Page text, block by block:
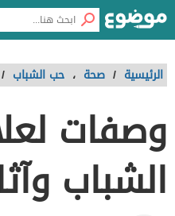
الرئيسية / صحة ، حب الشباب /
وصفات
الشباب